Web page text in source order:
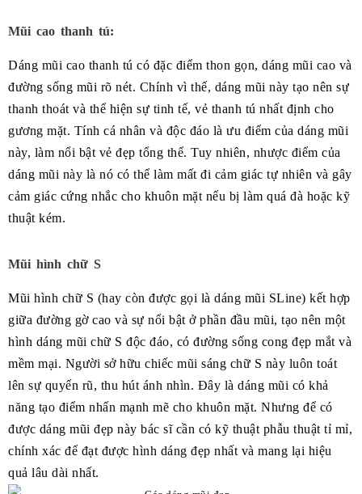
Mũi cao thanh tú:
Dáng mũi cao thanh tú có đặc điểm thon gọn, dáng mũi cao và
đường sống mũi rõ nét. Chính vì thế, dáng mũi này tạo nên sự
thanh thoát và thể hiện sự tinh tế, vẻ thanh tú nhất định cho
gương mặt. Tính cá nhân và độc đáo là ưu điểm của dáng mũi
này, làm nổi bật vẻ đẹp tổng thể. Tuy nhiên, nhược điểm của
dáng mũi này là nó có thể làm mất đi cảm giác tự nhiên và gây
cảm giác cứng nhắc cho khuôn mặt nếu bị làm quá đà hoặc kỹ
thuật kém.
Mũi hình chữ S
Mũi hình chữ S (hay còn được gọi là dáng mũi SLine) kết hợp
giữa đường gờ cao và sự nổi bật ở phần đầu mũi, tạo nên một
hình dáng mũi chữ S độc đáo, có đường sống cong đẹp mắt và
mềm mại. Người sở hữu chiếc mũi sáng chữ S này luôn toát
lên sự quyến rũ, thu hút ánh nhìn. Đây là dáng mũi có khả
năng tạo điểm nhấn mạnh mẽ cho khuôn mặt. Nhưng để có
được dáng mũi đẹp này bác sĩ cần có kỹ thuật phẫu thuật tỉ mỉ,
chính xác để đạt được hình dáng đẹp nhất và mang lại hiệu
quả lâu dài nhất.